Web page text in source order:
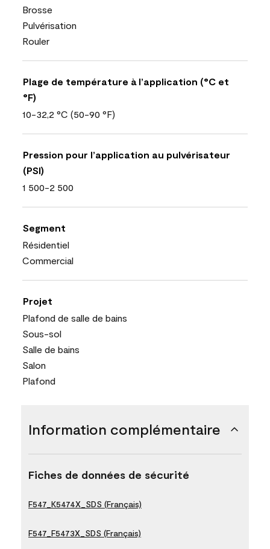
Brosse
Pulvérisation
Rouler
Plage de température à l’application (°C et
°F)
10-32,2 °C (50-90 °F)
Pression pour l’application au pulvérisateur
(PSI)
1 500-2 500
Segment
Résidentiel
Commercial
Projet
Plafond de salle de bains
Sous-sol
Salle de bains
Salon
Plafond
Information complémentaire
Fiches de données de sécurité
F547_K5474X_SDS (Français)
F547_F5473X_SDS (Français)